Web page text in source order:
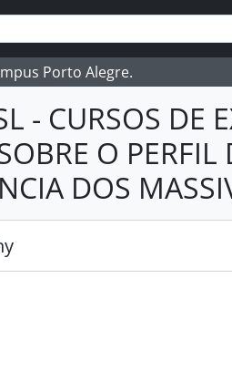
Porto Alegre.
- CURSOS DE
O
DOS